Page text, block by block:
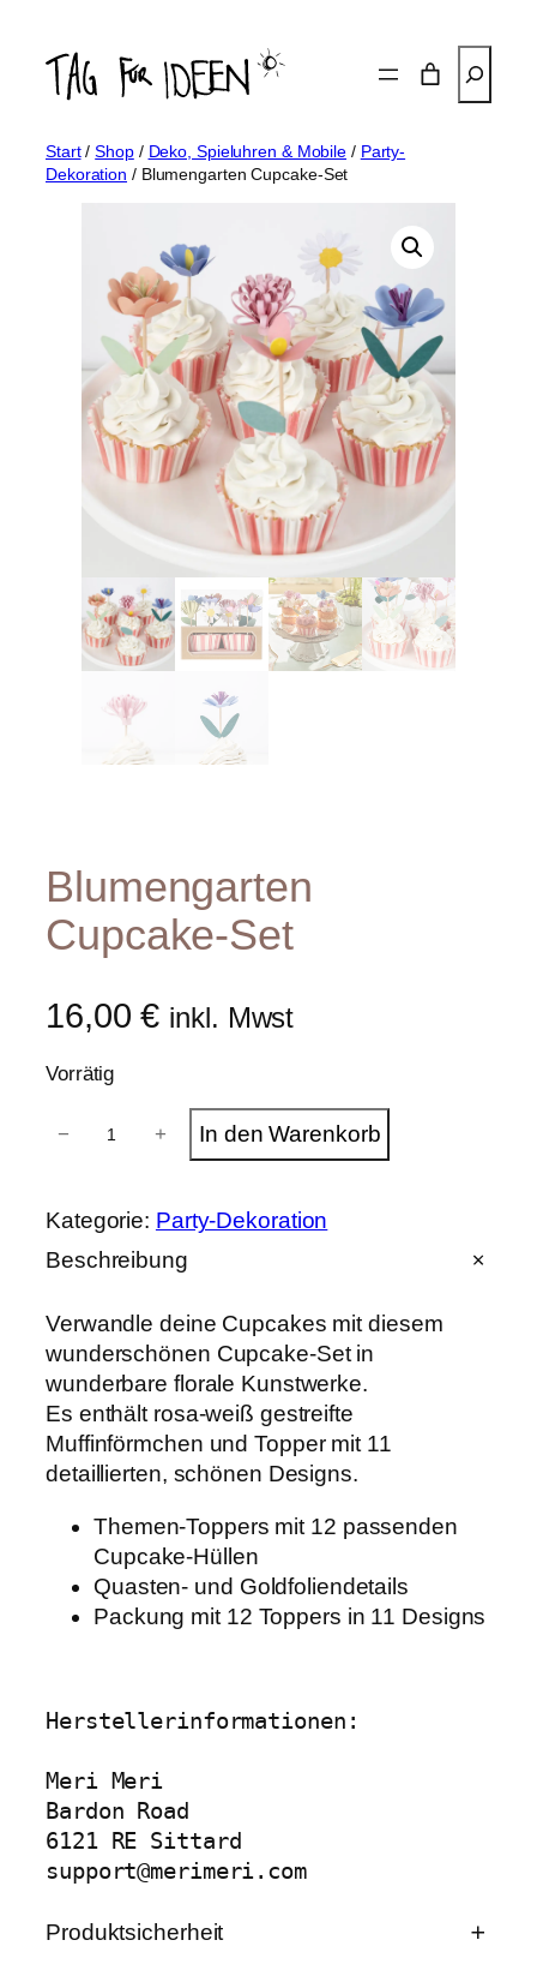
Inhalt
springen
Start/Shop/ Deko, Spieluhren & Mobile / Party-
Dekoration / Blumengarten Cupcake-Set
Blumengarten
Cupcake-Set
16,00€ inkl. Mwst
Vorrätig
e
n
g
t
e
n
C
u
p
a
g
e
− + In den Warenkorb
Kategorie: Party-Dekoration
Beschreibung
Verwandle deine Cupcakes mit diesem
wunderschönen Cupcake-Set in
wunderbare florale Kunstwerke.
Es enthält rosa-weiß gestreifte
Muffinförmchen und Topper mit 11
detaillierten, schönen Designs.
Themen-Toppers mit 12 passenden
Cupcake-Hüllen
Quasten- und Goldfoliendetails
Packung mit 12 Toppers in 11 Designs
Herstellerinformationen:
Meri Meri
Bardon Road
6121 RE Sittard
support@merimeri.com
Produktsicherheit